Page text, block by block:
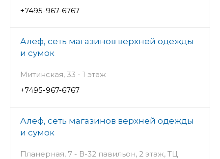
+7495-967-6767
Алеф, сеть магазинов верхней одежды
и сумок
Митинская, 33 - 1 этаж
+7495-967-6767
Алеф, сеть магазинов верхней одежды
и сумок
Планерная, 7 - В-32 павильон, 2 этаж, ТЦ